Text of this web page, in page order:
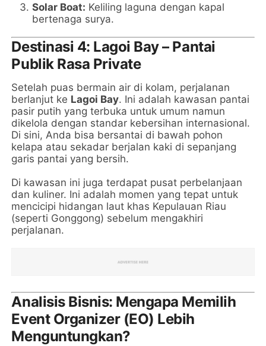
Solar Boat: Keliling laguna dengan kapal
bertenaga surya.
Destinasi 4: Lagoi Bay – Pantai
Publik Rasa Private
Setelah puas bermain air di kolam, perjalanan
berlanjut ke Lagoi Bay. Ini adalah kawasan pantai
pasir putih yang terbuka untuk umum namun
dikelola dengan standar kebersihan internasional.
Di sini, Anda bisa bersantai di bawah pohon
kelapa atau sekadar berjalan kaki di sepanjang
garis pantai yang bersih.
Di kawasan ini juga terdapat pusat perbelanjaan
dan kuliner. Ini adalah momen yang tepat untuk
mencicipi hidangan laut khas Kepulauan Riau
(seperti Gonggong) sebelum mengakhiri
perjalanan.
Analisis Bisnis: Mengapa Memilih
Event Organizer (EO) Lebih
Menguntungkan?